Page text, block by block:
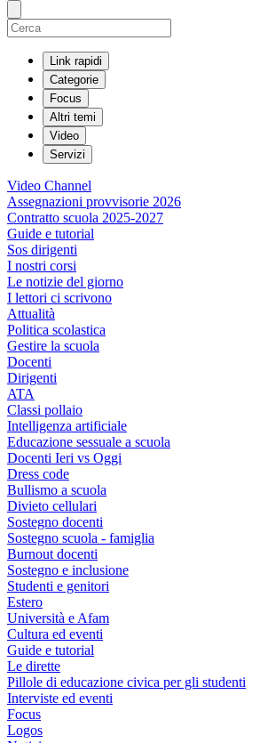
Link rapidi
Categorie
Focus
Altri temi
Video
Servizi
Video Channel
Assegnazioni provvisorie 2026
Contratto scuola 2025-2027
Guide e tutorial
Sos dirigenti
I nostri corsi
Le notizie del giorno
I lettori ci scrivono
Attualità
Politica scolastica
Gestire la scuola
Docenti
Dirigenti
ATA
Classi pollaio
Intelligenza artificiale
Educazione sessuale a scuola
Docenti Ieri vs Oggi
Dress code
Bullismo a scuola
Divieto cellulari
Sostegno docenti
Sostegno scuola - famiglia
Burnout docenti
Sostegno e inclusione
Studenti e genitori
Estero
Università e Afam
Cultura ed eventi
Guide e tutorial
Le dirette
Pillole di educazione civica per gli studenti
Interviste ed eventi
Focus
Logos